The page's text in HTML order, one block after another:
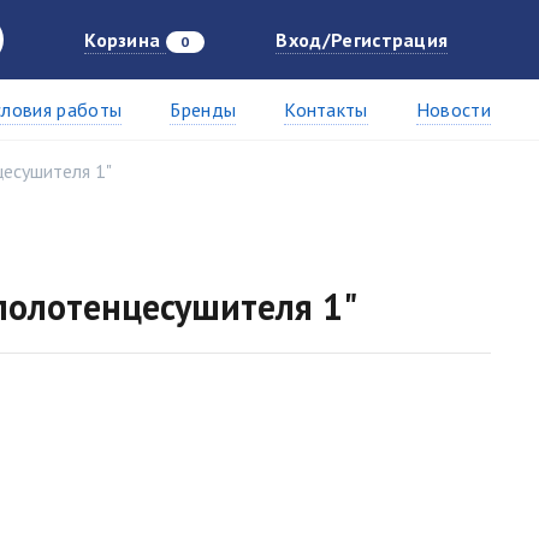
Корзина 0 Вход/Регистрация
работы Бренды Контакты Новости
1"
1"